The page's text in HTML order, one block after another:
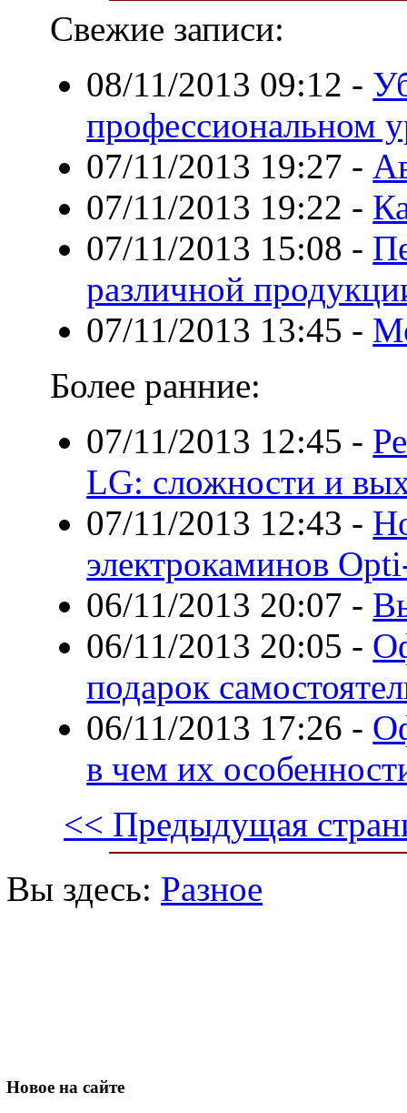
Свежие записи:
08/11/2013 09:12 -
профессиональном
07/11/2013 19:27 -
07/11/2013 19:22 -
07/11/2013 15:08 -
различной
07/11/2013 13:45 -
Более ранние:
07/11/2013 12:45 -
LG: сложности и
07/11/2013 12:43 -
электрокаминов
06/11/2013 20:07 -
06/11/2013 20:05 -
подарок
06/11/2013 17:26 -
в чем их
<< Предыдущая
Вы здесь: Разное
Новое на сайте